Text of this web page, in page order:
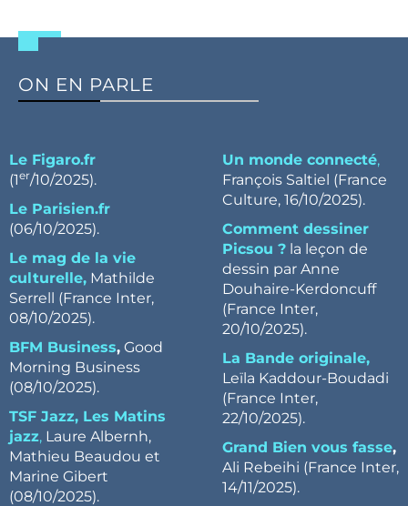
ON EN PARLE
Le Figaro.fr
(1er/10/2025).
Le Parisien.fr
(06/10/2025).
Le mag de la vie
culturelle, Mathilde
Serrell (France Inter,
08/10/2025).
BFM Business, Good
Morning Business
(08/10/2025).
TSF Jazz, Les Matins
jazz, Laure Albernh,
Mathieu Beaudou et
Marine Gibert
(08/10/2025).
Un monde connecté,
François Saltiel (France
Culture, 16/10/2025).
Comment dessiner
Picsou ? la leçon de
dessin par Anne
Douhaire-Kerdoncuff
(France Inter,
20/10/2025).
La Bande originale,
Leïla Kaddour-Boudadi
(France Inter,
22/10/2025).
Grand Bien vous fasse,
Ali Rebeihi (France Inter,
14/11/2025).